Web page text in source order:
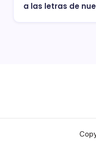
a las letras de